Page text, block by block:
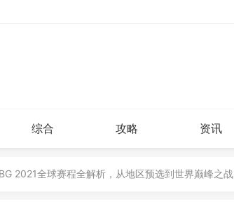
综合 攻略 资讯
2021全球赛程全解析，从地区预选到世界巅峰之战